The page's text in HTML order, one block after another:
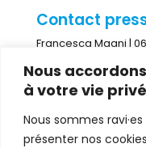
Nous
à votre vie
Nous sommes
présenter nos
Contact
Francesca Magni | 06
Contact
Anne-Sophie Boulan